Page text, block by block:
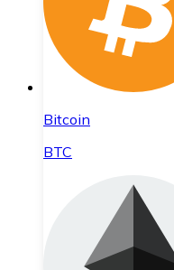
Bitcoin
BTC